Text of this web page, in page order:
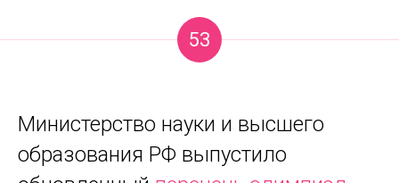
53
Министерство науки и высшего
образования РФ выпустило